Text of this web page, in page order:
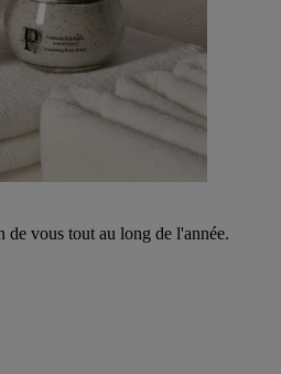
de vous tout au long de l'année.